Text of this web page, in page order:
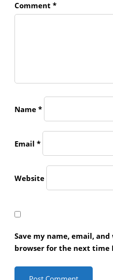
Comment *
Name *
Email *
Website
Save my name, email,
browser for the next time